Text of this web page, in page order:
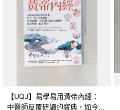
【UQJ】易學易用黃帝內經：
中醫師反覆研讀的寶典，如今一